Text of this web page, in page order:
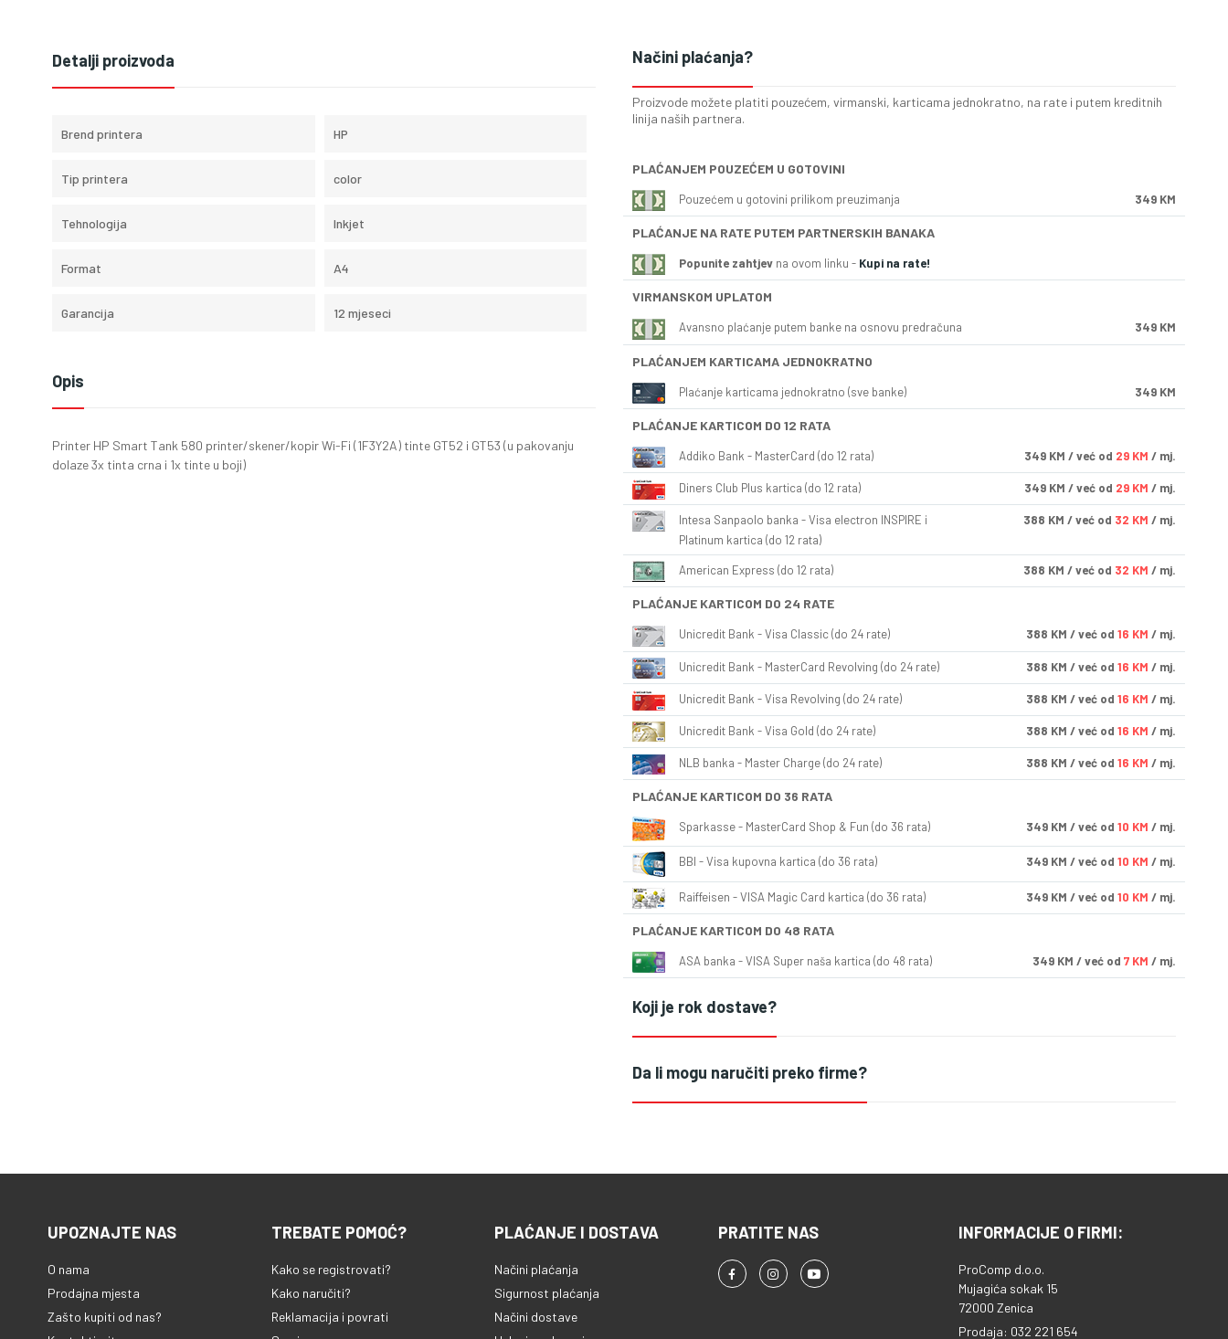
Detalji proizvoda
Brend printera HP
Tip printera color
Tehnologija Inkjet
Format A4
Garancija 12 mjeseci
Opis
Printer HP Smart Tank 580 printer/skener/kopir Wi-Fi (1F3Y2A) tinte GT52 i GT53 (u pakovanju
dolaze 3x tinta crna i 1x tinte u boji)
Načini plaćanja?
Proizvode možete platiti pouzećem, virmanski, karticama jednokratno, na rate i putem kreditnih
linija naših partnera.
PLAĆANJEM POUZEĆEM U GOTOVINI
Pouzećem u gotovini prilikom preuzimanja 349 KM
PLAĆANJE NA RATE PUTEM PARTNERSKIH BANAKA
Popunite zahtjev na ovom linku - Kupi na rate!
VIRMANSKOM UPLATOM
Avansno plaćanje putem banke na osnovu predračuna 349 KM
PLAĆANJEM KARTICAMA JEDNOKRATNO
Plaćanje karticama jednokratno (sve banke) 349 KM
PLAĆANJE KARTICOM DO 12 RATA
Addiko Bank - MasterCard (do 12 rata) 349 KM / već od 29 KM / mj.
Diners Club Plus kartica (do 12 rata) 349 KM / već od 29 KM / mj.
Intesa Sanpaolo banka - Visa electron INSPIRE i
Platinum kartica (do 12 rata)
388 KM / već od 32 KM / mj.
American Express (do 12 rata) 388 KM / već od 32 KM / mj.
PLAĆANJE KARTICOM DO 24 RATE
Unicredit Bank - Visa Classic (do 24 rate) 388 KM / već od 16 KM / mj.
Unicredit Bank - MasterCard Revolving (do 24 rate) 388 KM / već od 16 KM / mj.
Unicredit Bank - Visa Revolving (do 24 rate) 388 KM / već od 16 KM / mj.
Unicredit Bank - Visa Gold (do 24 rate) 388 KM / već od 16 KM / mj.
NLB banka - Master Charge (do 24 rate) 388 KM / već od 16 KM / mj.
PLAĆANJE KARTICOM DO 36 RATA
Sparkasse - MasterCard Shop & Fun (do 36 rata) 349 KM / već od 10 KM / mj.
BBI - Visa kupovna kartica (do 36 rata) 349 KM / već od 10 KM / mj.
Raiffeisen - VISA Magic Card kartica (do 36 rata) 349 KM / već od 10 KM / mj.
PLAĆANJE KARTICOM DO 48 RATA
ASA banka - VISA Super naša kartica (do 48 rata) 349 KM / već od 7 KM / mj.
Koji je rok dostave?
Da li mogu naručiti preko firme?
UPOZNAJTE NAS
O nama
Prodajna mjesta
Zašto kupiti od nas?
TREBATE POMOĆ?
Kako se registrovati?
Kako naručiti?
Reklamacija i povrati
PLAĆANJE I DOSTAVA
Načini plaćanja
Sigurnost plaćanja
Načini dostave
PRATITE NAS INFORMACIJE O FIRMI:
ProComp d.o.o.
Mujagića sokak 15
72000 Zenica
Prodaja: 032 221 654